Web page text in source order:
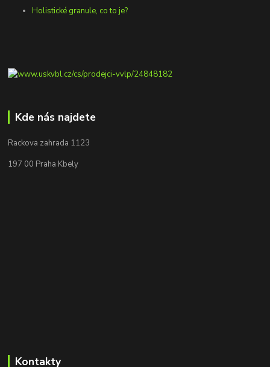
Holistické granule, co to je?
Kde nás najdete
Rackova zahrada 1123
197 00 Praha Kbely
Kontakty